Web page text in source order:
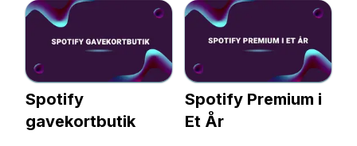
Spotify
gavekortbutik
Spotify Premium i
Et År